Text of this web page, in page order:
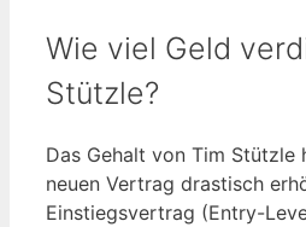
Wie viel Geld
Stützle?
Das Gehalt von Tim Stützle
neuen Vertrag drastisch
Einstiegsvertrag (Entry-